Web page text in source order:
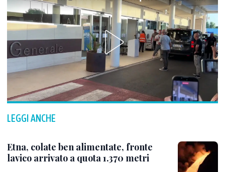
LEGGI ANCHE
Etna, colate ben alimentate, fronte
lavico arrivato a quota 1.370 metri